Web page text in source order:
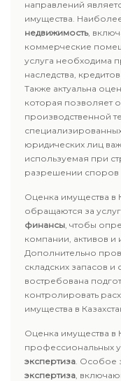
направлений
имущества.
недвижимость,
коммерческие
услуга необходима
наследства,
Также актуальна
которая позволяет
производственной
юридических лиц
используемая при
разрешении споров
Оценка имущества в
обращаются за
финансы, чтобы
компании, активов и
Дополнительно
складских запасов
востребована
контролировать
имущества в
Оценка имущества в
профессиональных
экспертиза. Особое
экспертиза,